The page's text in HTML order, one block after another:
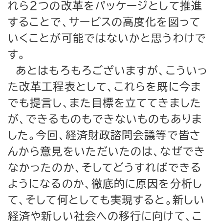
れら２つの改革をパッケージとして推進
することで、サービスの高度化を図って
いくことが可能ではないかと思うわけで
す。
あとはもろもろございますが、こういっ
た改革工程表として、これらを既に今ま
でも提言し、また目標を立ててきました
が、できるものもできないものもありま
した。今回、経済財政諮問会議等で皆さ
んから意見をいただいたのは、なぜでき
なかったのか、そしてどうすればできる
ようになるのか、徹底的に原因を分析し
て、そして何としても実現すると。新しい
経済や新しい社会への移行に向けて、こ